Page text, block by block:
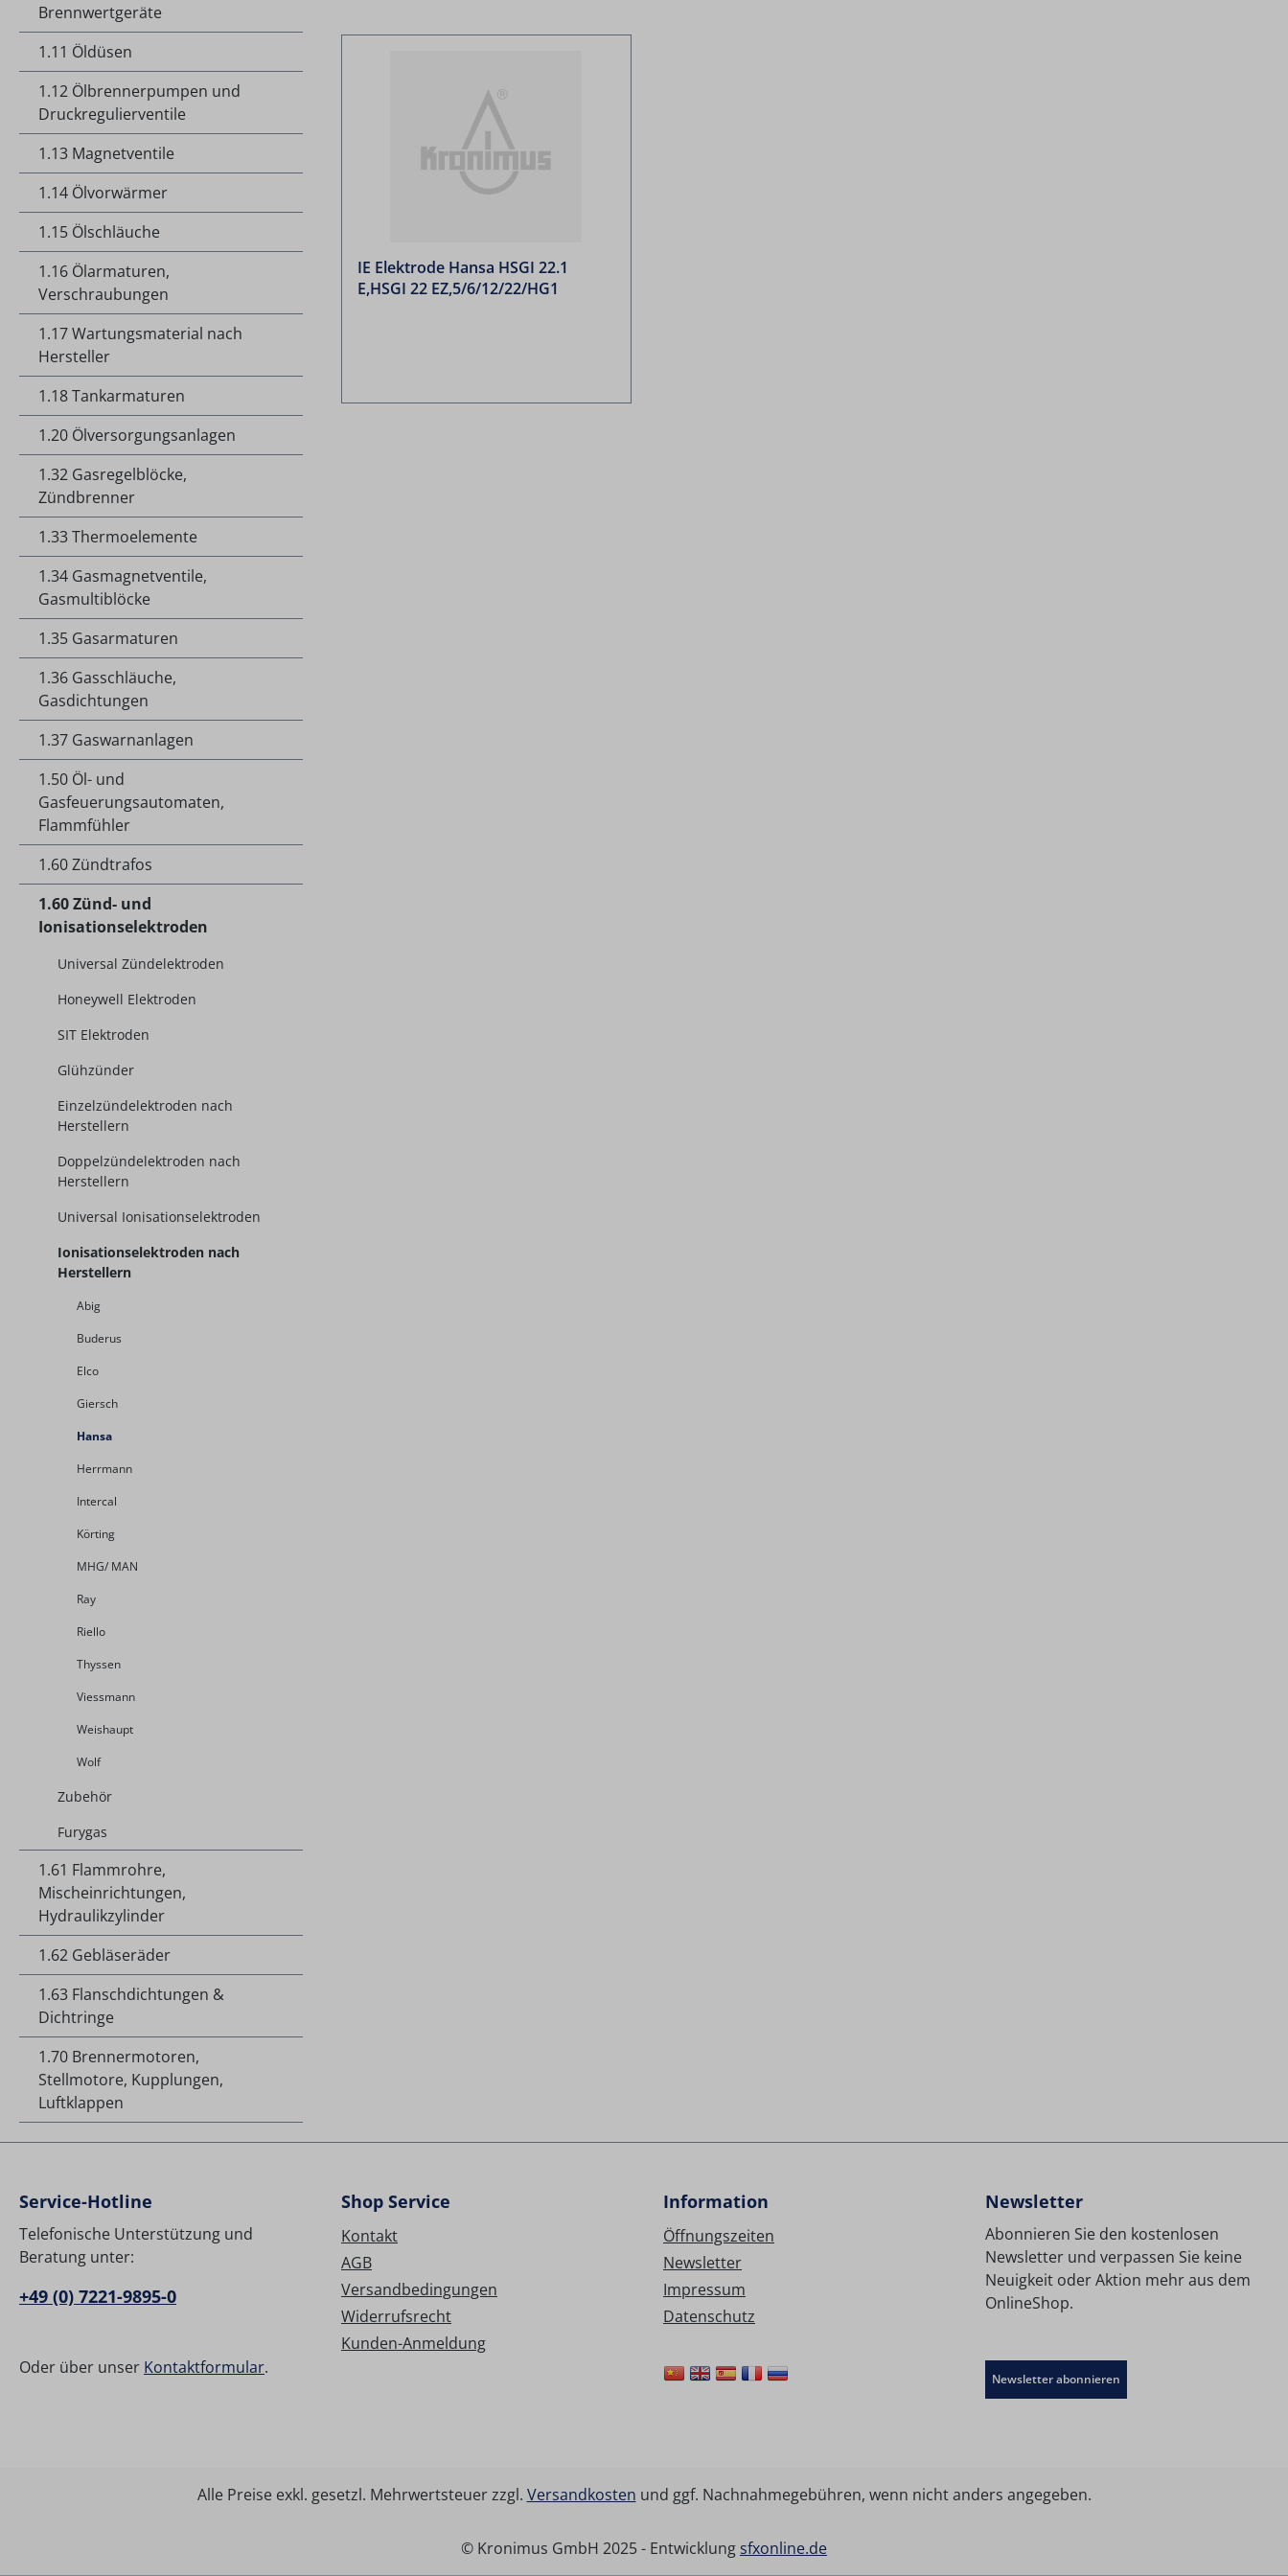
Brennwertgeräte
1.11 Öldüsen
1.12 Ölbrennerpumpen und
Druckregulierventile
1.13 Magnetventile
1.14 Ölvorwärmer
1.15 Ölschläuche
1.16 Ölarmaturen,
Verschraubungen
1.17 Wartungsmaterial nach
Hersteller
1.18 Tankarmaturen
1.20 Ölversorgungsanlagen
1.32 Gasregelblöcke,
Zündbrenner
1.33 Thermoelemente
1.34 Gasmagnetventile,
Gasmultiblöcke
1.35 Gasarmaturen
1.36 Gasschläuche,
Gasdichtungen
1.37 Gaswarnanlagen
1.50 Öl- und
Gasfeuerungsautomaten,
Flammfühler
1.60 Zündtrafos
1.60 Zünd- und
Ionisationselektroden
Universal Zündelektroden
Honeywell Elektroden
SIT Elektroden
Glühzünder
Einzelzündelektroden nach
Herstellern
Doppelzündelektroden nach
Herstellern
Universal Ionisationselektroden
Ionisationselektroden nach
Herstellern
Abig
Buderus
Elco
Giersch
Hansa
Herrmann
Intercal
Körting
MHG/ MAN
Ray
Riello
Thyssen
Viessmann
Weishaupt
Wolf
Zubehör
Furygas
1.61 Flammrohre,
Mischeinrichtungen,
Hydraulikzylinder
1.62 Gebläseräder
1.63 Flanschdichtungen &
Dichtringe
1.70 Brennermotoren,
Stellmotore, Kupplungen,
Luftklappen
IE Elektrode Hansa HSGI 22.1
E,HSGI 22 EZ,5/6/12/22/HG1
Service-Hotline
Telefonische Unterstützung und
Beratung unter:
+49 (0) 7221-9895-0
Oder über unser Kontaktformular.
Shop Service
Kontakt
AGB
Versandbedingungen
Widerrufsrecht
Kunden-Anmeldung
Information
Öffnungszeiten
Newsletter
Impressum
Datenschutz
Newsletter
Abonnieren Sie den kostenlosen
Newsletter und verpassen Sie keine
Neuigkeit oder Aktion mehr aus dem
OnlineShop.
Newsletter abonnieren
Alle Preise exkl. gesetzl. Mehrwertsteuer zzgl. Versandkosten und ggf. Nachnahmegebühren, wenn nicht anders angegeben.
© Kronimus GmbH 2025 - Entwicklungsfxonline.de